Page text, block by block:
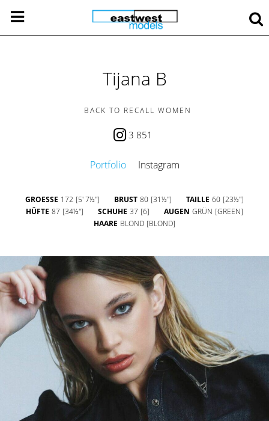
Tijana B
BACK TO RECALL WOMEN
3 851
Portfolio Instagram
GROESSE 172 [5' 7½''] BRUST 80 [31½''] TAILLE 60 [23½'']
HÜFTE 87 [34½''] SCHUHE 37 [6] AUGEN GRÜN [GREEN]
HAARE BLOND [BLOND]